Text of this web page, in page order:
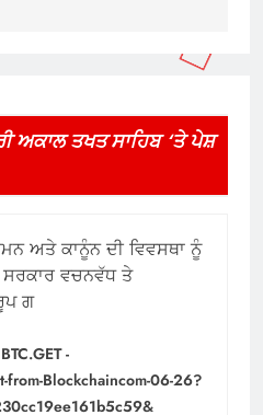
ਅਕਾਲ ਤਖਤ ਸਾਹਿਬ ‘ਤੇ ਪੇਸ਼
ਅਤੇ ਕਾਨੂੰਨ ਦੀ ਵਿਵਸਥਾ ਨੂੰ
ਵਚਨਵੱਧ ਤੇ
ਗ
-
from-Blockchaincom-06-26?